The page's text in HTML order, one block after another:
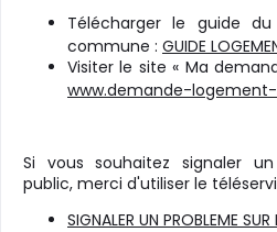
Télécharger le guide
commune : GUIDE
Visiter le site « Ma
www.demande-
Si vous souhaitez signaler
public, merci d'utiliser le
SIGNALER UN PROBLEME SUR